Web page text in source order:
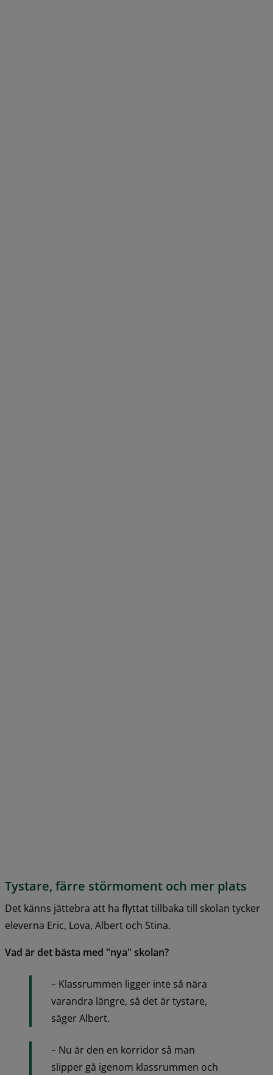
Tystare, färre störmoment och mer plats
Det känns jättebra att ha flyttat tillbaka till skolan tycker
eleverna Eric, Lova, Albert och Stina.
Vad är det bästa med "nya" skolan?
– Klassrummen ligger inte så nära
varandra längre, så det är tystare,
säger Albert.
– Nu är den en korridor så man
slipper gå igenom klassrummen och